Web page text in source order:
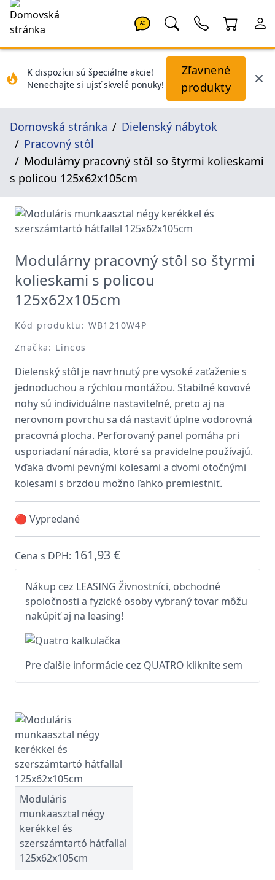
AI
K dispozícii sú špeciálne akcie!
Nenechajte si ujsť skvelé ponuky!
Zľavnené
produkty
Domovská stránka
Dielenský nábytok
Pracovný stôl
Modulárny pracovný stôl so štyrmi kolieskami
s policou 125x62x105cm
Modulárny pracovný stôl so štyrmi
kolieskami s policou
125x62x105cm
Kód produktu: WB1210W4P
Značka: Lincos
Dielenský stôl je navrhnutý pre vysoké zaťaženie s
jednoduchou a rýchlou montážou. Stabilné kovové
nohy sú individuálne nastaviteľné, preto aj na
nerovnom povrchu sa dá nastaviť úplne vodorovná
pracovná plocha. Perforovaný panel pomáha pri
usporiadaní náradia, ktoré sa pravidelne používajú.
Vďaka dvomi pevnými kolesami a dvomi otočnými
kolesami s brzdou možno ľahko premiestniť.
🔴 Vypredané
Cena s DPH: 161,93 €
Nákup cez LEASING Živnostníci, obchodné
spoločnosti a fyzické osoby vybraný tovar môžu
nakúpiť aj na leasing!
Pre ďalšie informácie cez QUATRO kliknite sem
Moduláris
munkaasztal négy
kerékkel és
szerszámtartó hátfallal
125x62x105cm